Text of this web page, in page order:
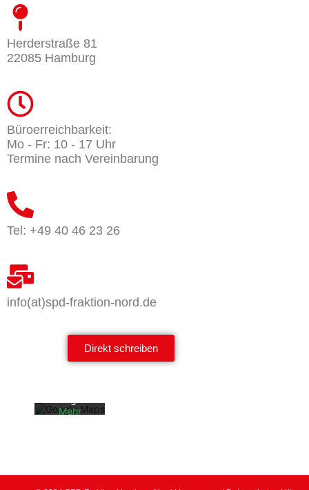
Herderstraße 81
22085 Hamburg
Büroerreichbarkeit:
Mo - Fr: 10 - 17 Uhr
Termine nach Vereinbarung
Tel: +49 40 46 23 26
info(at)spd-fraktion-nord.de
Direkt schreiben
Mit dem
n Sie die
Datenschu
Mehr